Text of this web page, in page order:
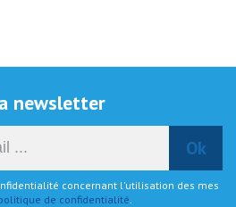
newsletter
concernant l'utilisation des mes
de confidentialité